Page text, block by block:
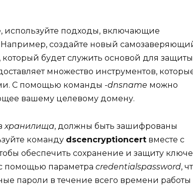
используйте подходы, включающие
создайте новый
который будет служить основой для защиты
множество инструментов,
С помощью команды -dnsname можно
вашему целевому домену.
хранилища, должны быть зашифрованы
команду dscencryptioncert вместе с
обеспечить сохранение и защиту
помощью параметра credentialspassword,
пароли в течение всего времени работы